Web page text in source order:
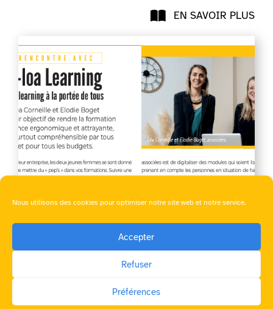
Nous utilisons des cookies pour optimiser notre site web et notre service.
Accepter
Refuser
Préférences
EN SAVOIR PLUS